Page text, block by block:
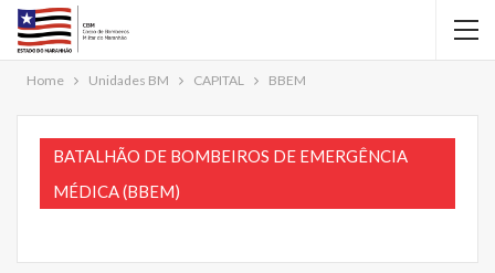
Home Unidades BM CAPITAL BBEM
BATALHÃO DE BOMBEIROS DE EMERGÊNCIA
MÉDICA (BBEM)